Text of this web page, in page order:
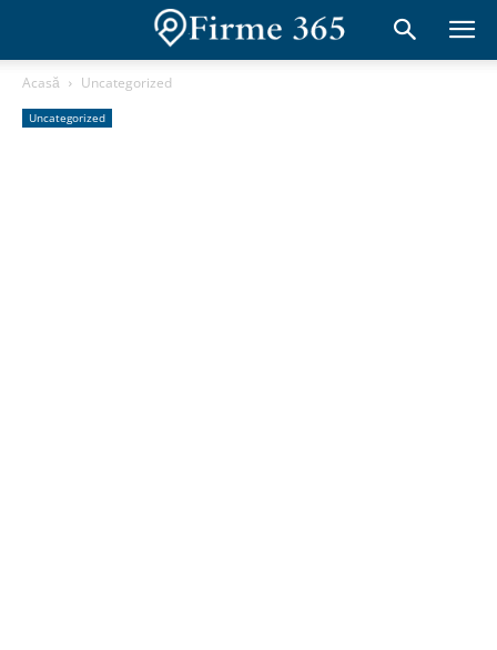
Acasă Uncategorized
Uncategorized